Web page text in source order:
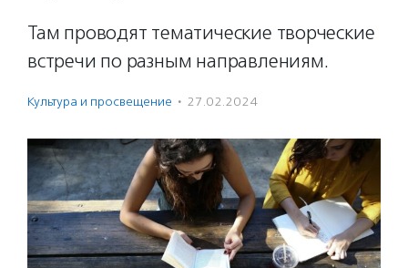
Там проводят тематические творческие
встречи по разным направлениям.
Культура и просвещение · 27.02.2024